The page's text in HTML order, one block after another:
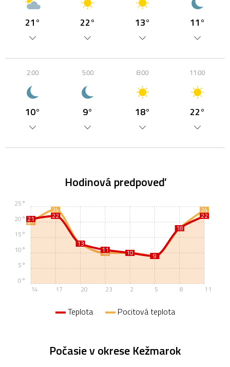
21° 22° 13° 11°
2:00
10°
5:00
9°
8:00
18°
11:00
22°
Hodinová predpoveď
20
24
13
10
10 9
18
24
21
22
13
11 10 9
18
22
14 17 20 23 2 5 8 11
0°
5°
10°
15°
20°
25°
Teplota Pocitová teplota
Počasie v okrese Kežmarok